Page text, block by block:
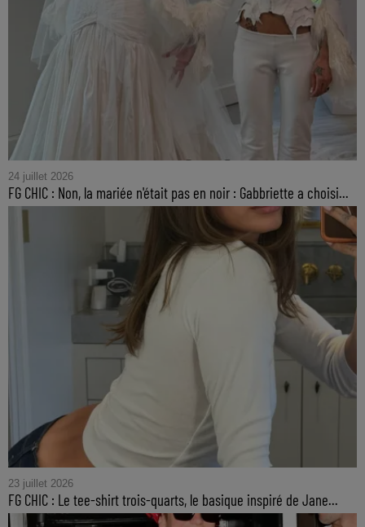
24 juillet 2026
FG CHIC : Non, la mariée n'était pas en noir : Gabbriette a choisi...
23 juillet 2026
FG CHIC : Le tee-shirt trois-quarts, le basique inspiré de Jane...